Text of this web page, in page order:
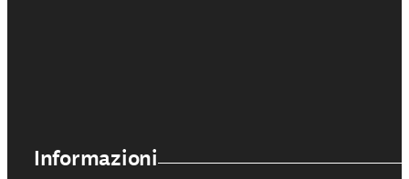
Informazioni